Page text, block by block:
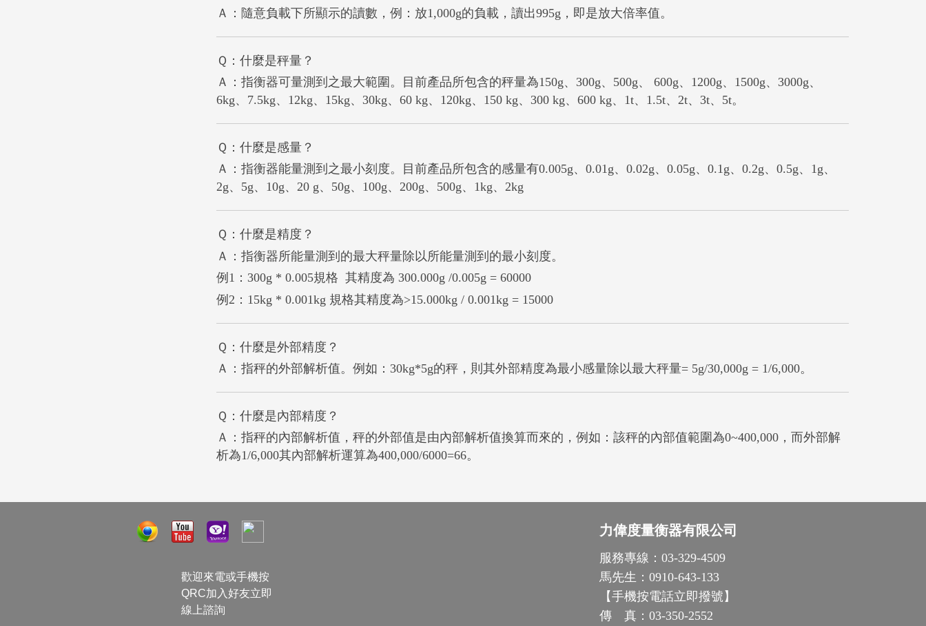
Ａ：隨意負載下所顯示的讀數，例：放1,000g的負載，讀出995g，即是放大倍率值。
Ｑ：什麼是秤量？
Ａ：指衡器可量測到之最大範圍。目前產品所包含的秤量為150g、300g、500g、 600g、1200g、1500g、3000g、
6kg、7.5kg、12kg、15kg、30kg、60 kg、120kg、150 kg、300 kg、600 kg、1t、1.5t、2t、3t、5t。
Ｑ：什麼是感量？
Ａ：指衡器能量測到之最小刻度。目前產品所包含的感量有0.005g、0.01g、0.02g、0.05g、0.1g、0.2g、0.5g、1g、
2g、5g、10g、20 g、50g、100g、200g、500g、1kg、2kg
Ｑ：什麼是精度？
Ａ：指衡器所能量測到的最大秤量除以所能量測到的最小刻度。
例1：300g * 0.005規格 其精度為 300.000g /0.005g = 60000
例2：15kg * 0.001kg 規格其精度為>15.000kg / 0.001kg = 15000
Ｑ：什麼是外部精度？
Ａ：指秤的外部解析值。例如：30kg*5g的秤，則其外部精度為最小感量除以最大秤量= 5g/30,000g = 1/6,000。
Ｑ：什麼是內部精度？
Ａ：指秤的內部解析值，秤的外部值是由內部解析值換算而來的，例如：該秤的內部值範圍為0~400,000，而外部解
析為1/6,000其內部解析運算為400,000/6000=66。
歡迎來電或手機按
QRC加入好友立即
線上諮詢
力偉度量衡器有限公司
服務專線：03-329-4509
馬先生：0910-643-133
【手機按電話立即撥號 】
傳 真：03-350-2552